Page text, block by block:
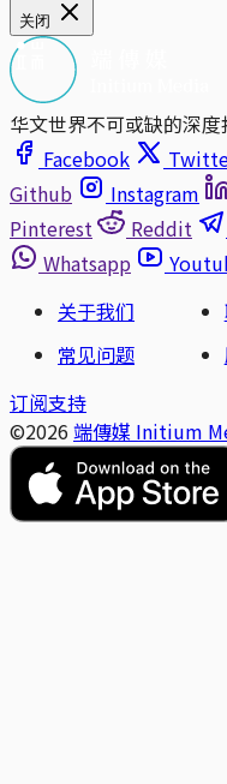
关闭
华文世界不可或缺的深
Facebook
Github
Instagram
Pinterest
Reddit
Whatsapp
关于我们
常见问题
订阅支持
©2026 端傳媒 Initium